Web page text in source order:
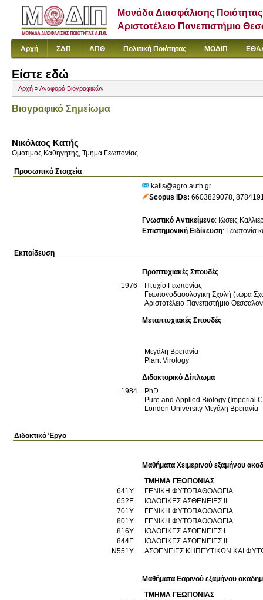
Μονάδα Διασφάλισης Ποιότητας
Αριστοτέλειο Πανεπιστήμιο
Αρχή ΣΔΠ ΑΠΘ Πολιτική Ποιότητας ΜΟΔΙΠ
Είστε εδώ
Αρχή »Αναφορά Βιογραφικών
Βιογραφικό Σημείωμα
Νικόλαος Κατής
Ομότιμος Καθηγητής, Τμήμα Γεωπονίας
Προσωπικά Στοιχεία
katis@agro.auth.gr
Scopus IDs 6603829078,
Γνωστικό Αντικείμενο: Ιώσεις
Επιστημονική Ειδίκευση: Γεωπονία
Εκπαίδευση
Προπτυχιακές Σπουδές
1976
Πτυχίο Γεωπονίας
Γεωπονοδασολογική Σχολή (τώρα
Αριστοτέλειο Πανεπιστήμιο
Μεταπτυχιακές Σπουδές
Μεγάλη Βρετανία
Plant Virology
Διδακτορικό Δίπλωμα
1984
PhD
Pure and Applied Biology (Imperial
London University Μεγάλη Βρετανία
Διδακτικό Έργο
Μαθήματα Χειμερινού εξαμήνου
ΤΜΗΜΑ ΓΕΩΠΟΝΙΑΣ
641Υ
ΓΕΝΙΚΗ ΦΥΤΟΠΑΘΟΛΟΓΙΑ
652Ε
ΙΟΛΟΓΙΚΕΣ ΑΣΘΕΝΕΙΕΣ ΙΙ
701Υ
ΓΕΝΙΚΗ ΦΥΤΟΠΑΘΟΛΟΓΙΑ
801Υ
ΓΕΝΙΚΗ ΦΥΤΟΠΑΘΟΛΟΓΙΑ
816Υ
ΙΟΛΟΓΙΚΕΣ ΑΣΘΕΝΕΙΕΣ Ι
844Ε
ΙΟΛΟΓΙΚΕΣ ΑΣΘΕΝΕΙΕΣ ΙΙ
Ν551Υ
ΑΣΘΕΝΕΙΕΣ ΚΗΠΕΥΤΙΚΩΝ ΚΑΙ
Μαθήματα Εαρινού εξαμήνου
ΤΜΗΜΑ ΓΕΩΠΟΝΙΑΣ